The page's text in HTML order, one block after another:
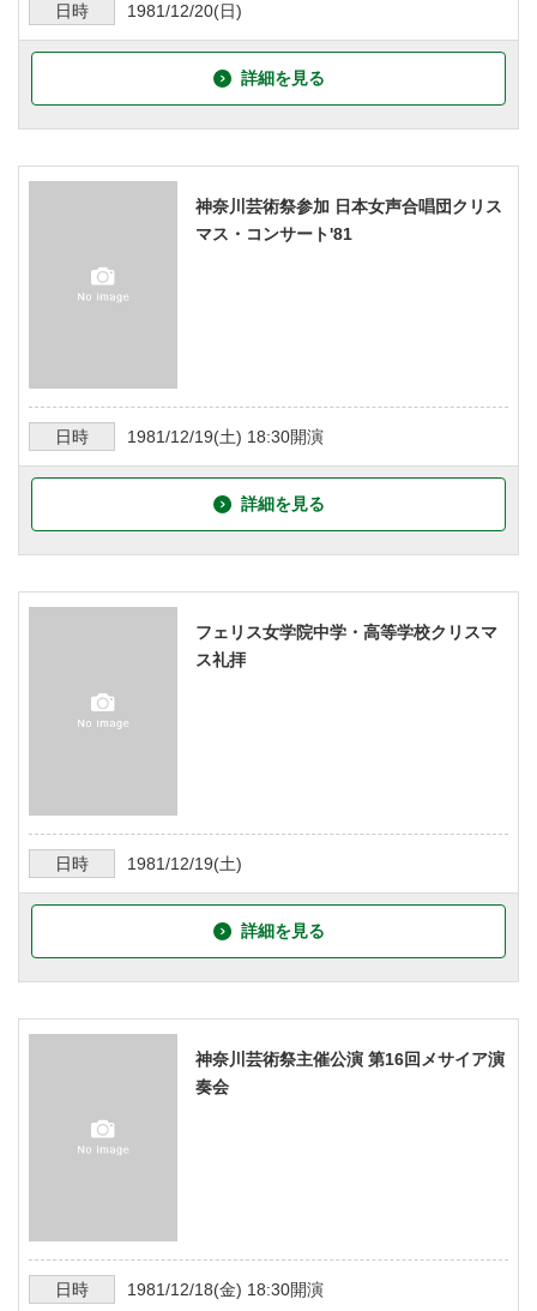
日時 1981/12/20(日)
詳細を見る
神奈川芸術祭参加 日本女声合唱団クリス
マス・コンサート'81
日時 1981/12/19(土) 18:30開演
詳細を見る
フェリス女学院中学・高等学校クリスマ
ス礼拝
日時 1981/12/19(土)
詳細を見る
神奈川芸術祭主催公演 第16回メサイア演
奏会
日時 1981/12/18(金) 18:30開演